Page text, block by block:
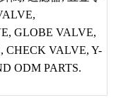
GLOBE VALVE,
CHECK VALVE, Y-
ODM PARTS.